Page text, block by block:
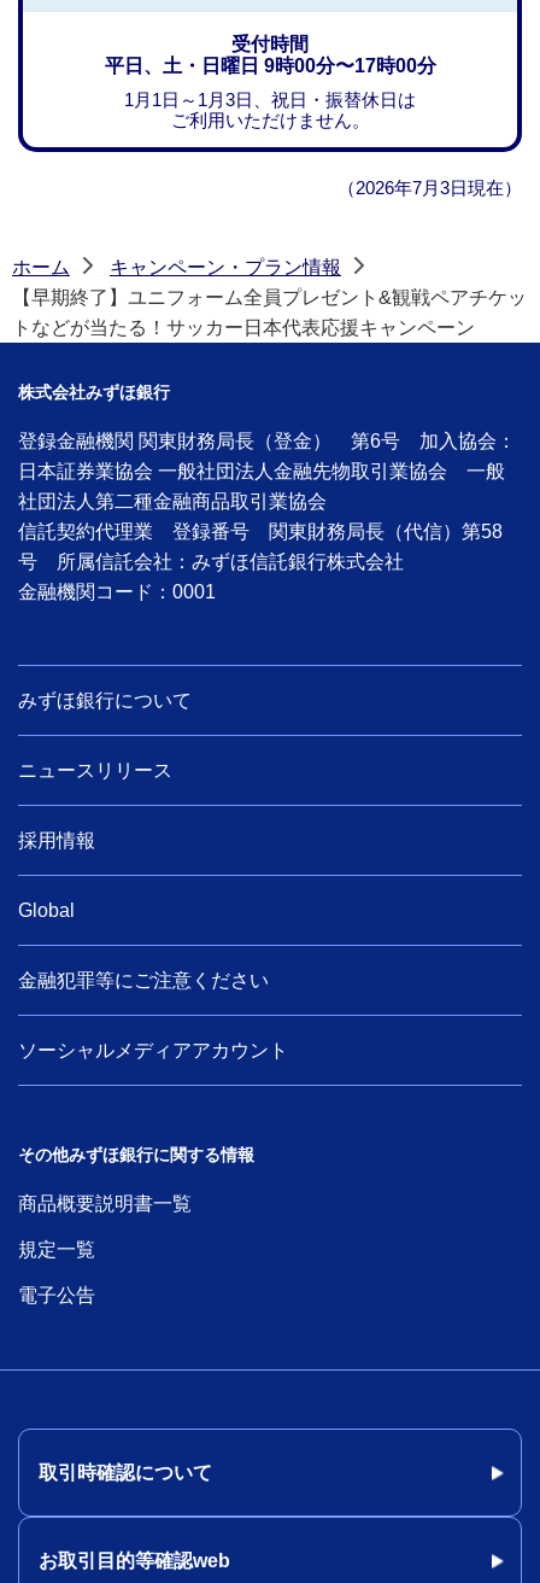
受付時間
平日、土・日曜日 9時00分〜17時00分
1月1日～1月3日、祝日・振替休日は
ご利用いただけません。
（2026年7月3日現在）
ホーム キャンペーン・プラン情報
【早期終了】ユニフォーム全員プレゼント&観戦ペアチケッ
トなどが当たる！サッカー日本代表応援キャンペーン
株式会社みずほ銀行
登録金融機関 関東財務局長（登金） 第6号 加入協会：
日本証券業協会 一般社団法人金融先物取引業協会 一般
社団法人第二種金融商品取引業協会
信託契約代理業 登録番号 関東財務局長（代信）第58
号 所属信託会社：みずほ信託銀行株式会社
金融機関コード：0001
みずほ銀行について
ニュースリリース
採用情報
Global
金融犯罪等にご注意ください
ソーシャルメディアアカウント
その他みずほ銀行に関する情報
商品概要説明書一覧
規定一覧
電子公告
取引時確認について
お取引目的等確認web